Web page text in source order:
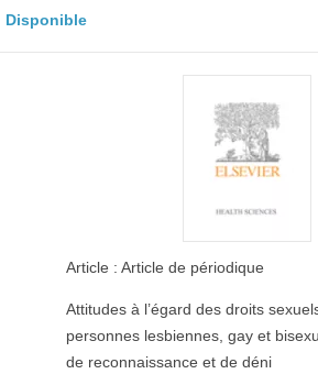
Disponible
Article : Article de périodique
Attitudes à l’égard des droits
personnes lesbiennes, gay et
de reconnaissance et de déni